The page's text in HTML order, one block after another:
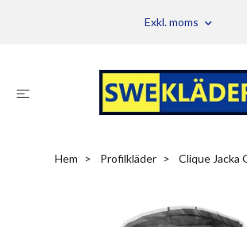
Exkl. moms
Hem Profilkläder Clique Jacka